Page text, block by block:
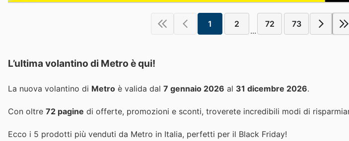
1 2
...
72 73
L’ultima volantino di Metro è qui!
La nuova volantino di Metro è valida dal 7 gennaio 2026 al 31 dicembre 2026.
Con oltre 72 pagine di offerte, promozioni e sconti, troverete incredibili modi di
Ecco i 5 prodotti più venduti da Metro in Italia, perfetti per il Black Friday!